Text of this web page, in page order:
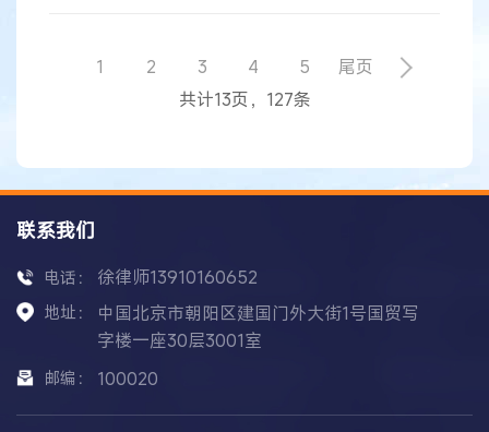
特定区域内，故被告的行为不构成 商标侵权。地理
是一项地区性、公有性的财产权，产地内所有
符合条件的厂商和个人都有权使用，不允许垄断使
1 2 3 4 5
尾页
共计13页，127条
联系我们
电话： 徐律师13910160652
地址：
中国北京市朝阳区建国门外大街1号国贸写
字楼一座30层3001室
邮编： 100020